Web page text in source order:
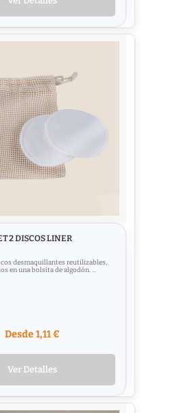
2 DISCOS LINER
desmaquillantes reutilizables,
en una bolsita de algodón. ...
Desde 1,11 €
Ver Detalles